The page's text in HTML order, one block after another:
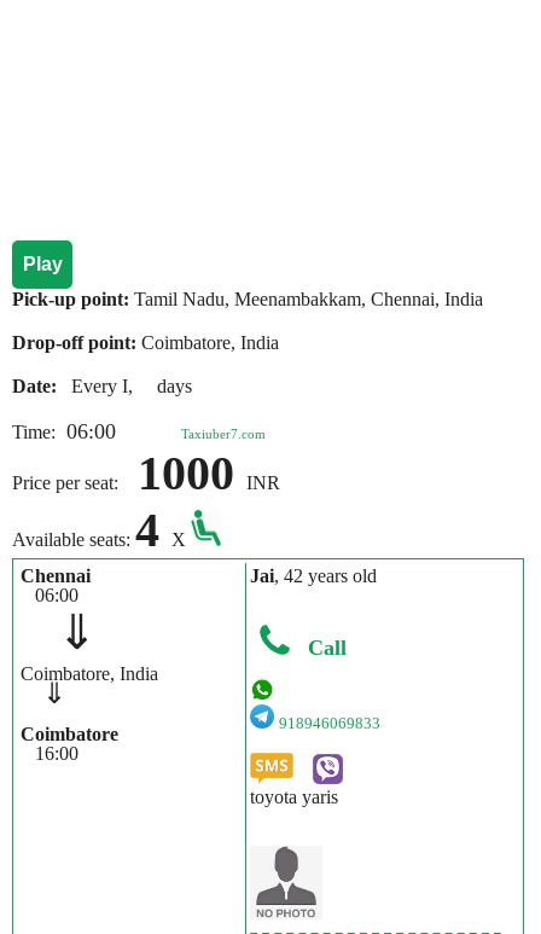
Play
Pick-up point: Tamil Nadu, Meenambakkam, Chennai, India
Drop-off point: Coimbatore, India
Date: Every I, days
Time: 06:00 Taxiuber7.com
Price per seat: 1000 INR
Available seats: 4
X
Chennai
06:00
⇓
Coimbatore, India
⇓
Coimbatore
16:00
Jai, 42 years old
Call
918946069833
toyota yaris